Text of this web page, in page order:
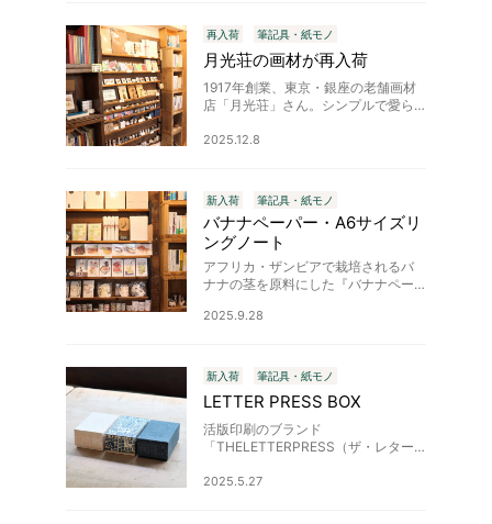
再入荷 筆記具・紙モノ
月光荘の画材が再入荷
1917年創業、東京・銀座の老舗画材
店「月光荘」さん。シンプルで愛ら
人まで幅広く愛されています。そん
2025.12.8
新入荷 筆記具・紙モノ
バナナペーパー・A6サイズリ
ングノート
アフリカ・ザンビアで栽培されるバ
ナナの茎を原料にした『バナナペー
イズのリングノートが届きました。
紙…
2025.9.28
新入荷 筆記具・紙モノ
LETTER PRESS BOX
活版印刷のブランド
「THELETTERPRESS（ザ・レター
クス、メモカードボックスが入荷し
2025.5.27